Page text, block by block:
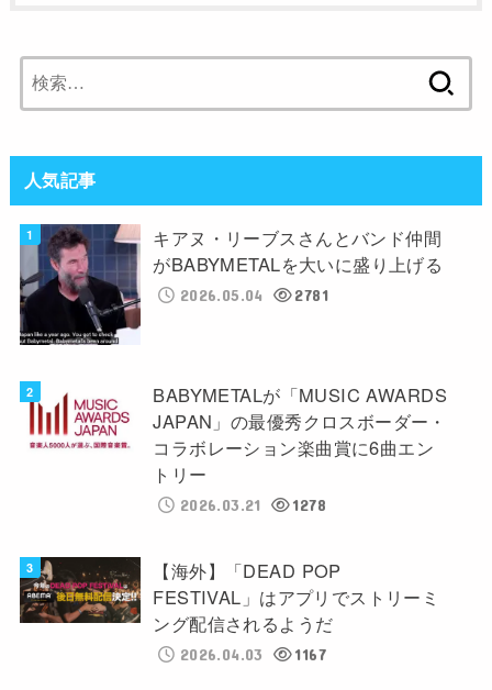
索:
人気記事
キアヌ・リーブスさんとバンド仲間
がBABYMETALを大いに盛り上げる
2026.05.04 2781
BABYMETALが「MUSIC AWARDS
JAPAN」の最優秀クロスボーダー・
コラボレーション楽曲賞に6曲エン
トリー
2026.03.21 1278
【海外】「DEAD POP
FESTIVAL」はアプリでストリーミ
ング配信されるようだ
2026.04.03 1167